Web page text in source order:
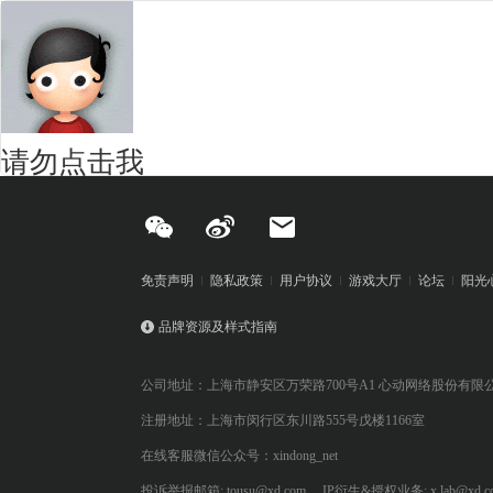
请勿点击我
免责声明 隐私政策 用户协议 游戏大厅 论坛 阳光
品牌资源及样式指南
公司地址：上海市静安区万荣路700号A1 心动网络股份有限
注册地址：上海市闵行区东川路555号戊楼1166室
在线客服微信公众号：xindong_net